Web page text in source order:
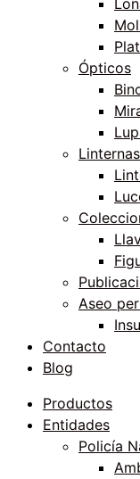
Ópticos
Aseo
Contacto
Blog
Productos
Entidades
Policía